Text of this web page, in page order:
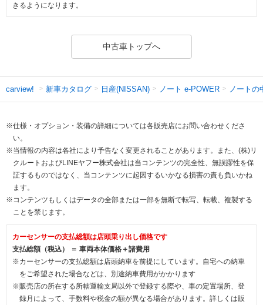
きるようになります。
中古車トップへ
carview! 新車カタログ 日産(NISSAN) ノート e-POWER ノートの
※仕様・オプション・装備の詳細については各販売店にお問い合わせくださ
い。
※当情報の内容は各社により予告なく変更されることがあります。また、(株)リ
クルートおよびLINEヤフー株式会社は当コンテンツの完全性、無誤謬性を保
証するものではなく、当コンテンツに起因するいかなる損害の責も負いかね
ます。
※コンテンツもしくはデータの全部または一部を無断で転写、転載、複製する
ことを禁じます。
カーセンサーの支払総額は店頭乗り出し価格です
支払総額（税込） ＝ 車両本体価格＋諸費用
※カーセンサーの支払総額は店頭納車を前提にしています。自宅への納車
をご希望された場合などは、別途納車費用がかかります
※販売店の所在する所轄運輸支局以外で登録する際や、車の定置場所、登
録月によって、手数料や税金の額が異なる場合があります。詳しくは販